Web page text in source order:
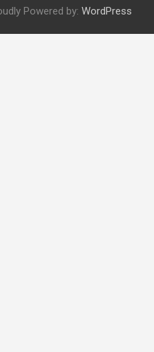
Powered by: WordPress